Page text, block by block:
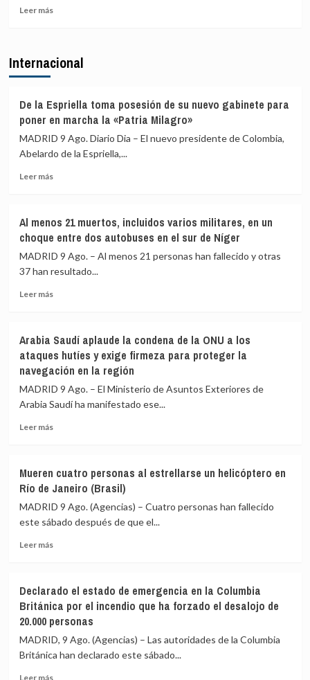
de
conexiones
marítimas
con
Italia
Leer másLeer
del
a
Ayuso
de
ir
«de
en
familias
jóvenes
no
pueden
a
Internacional
De la Espriella toma posesión de su nuevo gabinete para
poner en marcha la «Patria Milagro»
MADRID 9 Ago. Diario Dia – El nuevo presidente de Colombia,
Abelardo de la Espriella,...
Leer másLeer
la
Espriella
toma
posesión
su
poner
en
marcha
la
Milagro»
Al menos 21 muertos, incluidos varios militares, en un
choque entre dos autobuses en el sur de Níger
MADRID 9 Ago. – Al menos 21 personas han fallecido y otras
37 han resultado...
Leer másLeer
menos
21
muertos,
incluidos
varios
militares,
en
dos
autobuses
en
sur
de
Arabia Saudí aplaude la condena de la ONU a los
ataques hutíes y exige firmeza para proteger la
navegación en la región
MADRID 9 Ago. – El Ministerio de Asuntos Exteriores de
Arabia Saudí ha manifestado ese...
Leer másLeer
Saudí
aplaude
la
condena
la
ataques
hutíes
y
exige
para
proteger
Mueren cuatro personas al estrellarse un helicóptero en
Río de Janeiro (Brasil)
MADRID 9 Ago. (Agencias) – Cuatro personas han fallecido
este sábado después de que el...
Leer másLeer
cuatro
personas
al
estrellarse
un
helicóptero
en
Declarado el estado de emergencia en la Columbia
Británica por el incendio que ha forzado el desalojo de
20.000 personas
MADRID, 9 Ago. (Agencias) – Las autoridades de la Columbia
Británica han declarado este sábado...
Leer másLeer